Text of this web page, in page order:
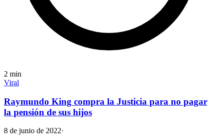
2 min
Viral
Raymundo King compra la Justicia para no pagar
la pensión de sus hijos
8 de junio de 2022·